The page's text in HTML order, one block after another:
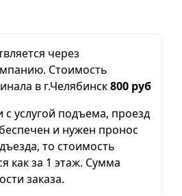
через
Стоимость
в г.Челябинск800 руб
с услугой подъема, проезд
и нужен пронос
то стоимость
как за 1 этаж. Сумма
заказа.